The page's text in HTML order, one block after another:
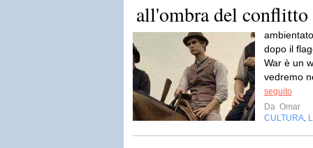
all'ombra del conflitto
dopo il
War è un
vedremo
seguito
Da Omar
CULTURA